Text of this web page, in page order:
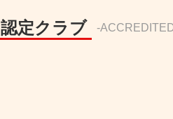
認定クラブ -